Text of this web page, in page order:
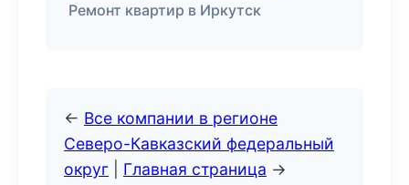
Ремонт квартир в Иркутск
← Все компании в регионе
Северо-Кавказский федеральный
округ
Главная страница →